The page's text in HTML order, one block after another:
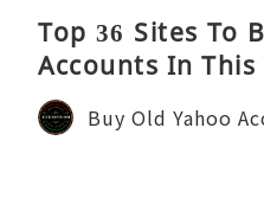
Top 36 Sites To
Accounts In This
Buy Old Yahoo